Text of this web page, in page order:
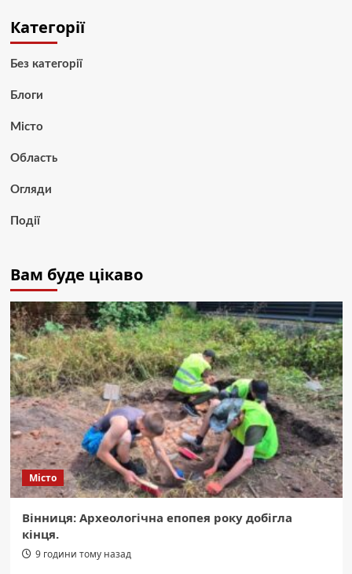
Категорії
Без категорії
Блоги
Місто
Область
Огляди
Події
Вам буде цікаво
Місто
Вінниця: Археологічна епопея року добігла
кінця.
9 години тому назад